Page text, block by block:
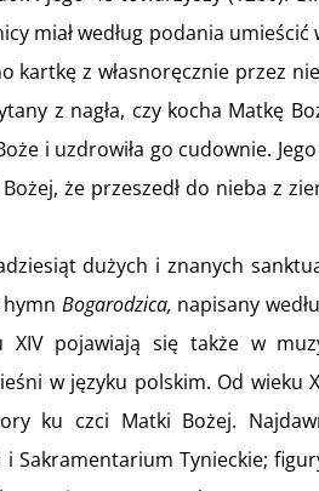
miał według podania
kartkę z własnoręcznie przez
z nagła, czy kocha Matkę
i uzdrowiła go cudownie.
że przeszedł do nieba z
dużych i znanych
Bogarodzica, napisany
XIV pojawiają się także w
w języku polskim. Od wieku
ku czci Matki Bożej.
Sakramentarium Tynieckie;